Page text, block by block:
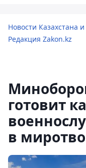
Новости Казахстана
Редакция Zakon.kz
готовит
в